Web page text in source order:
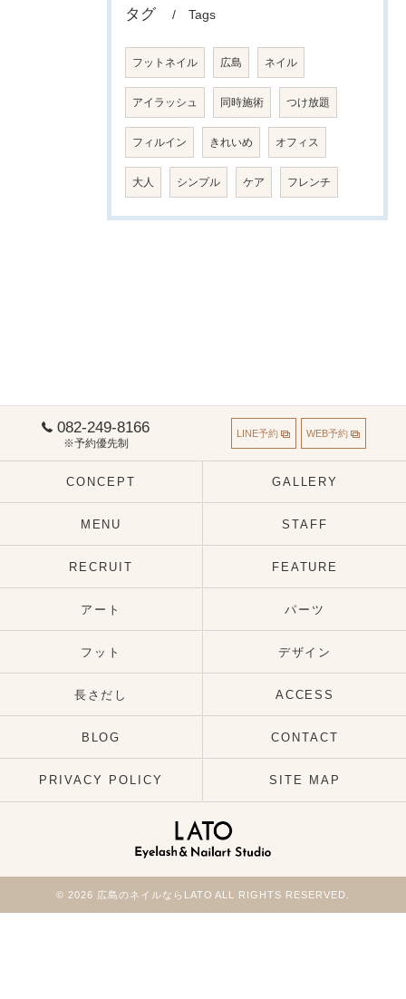
タグ Tags
フットネイル 広島 ネイル
アイラッシュ 同時施術 つけ放題
フィルイン きれいめ オフィス
大人 シンプル ケア フレンチ
082-249-8166
※予約優先制
LINE予約 WEB予約
CONCEPT GALLERY
MENU STAFF
RECRUIT FEATURE
アート パーツ
フット デザイン
長さだし ACCESS
BLOG CONTACT
PRIVACY POLICY SITE MAP
© 2026 広島のネイルならLATO ALL RIGHTS RESERVED.